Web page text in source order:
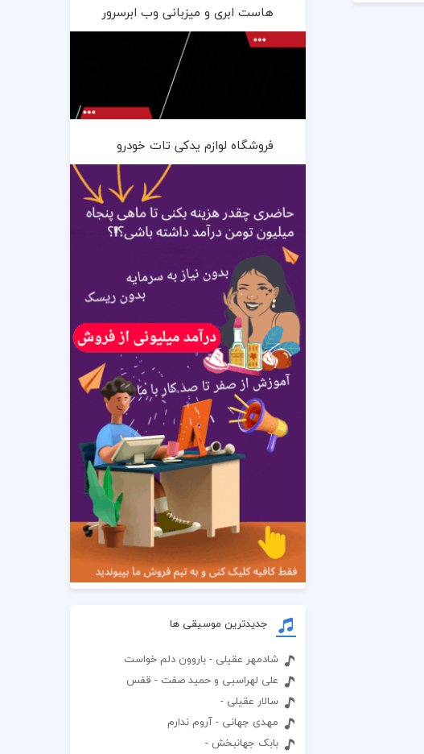
هاست ابری و میزبانی وب ابرسرور
فروشگاه لوازم یدکی تات خودرو
جدیدترین موسیقی ها
شادمهر عقیلی - باروون دلم خواست
علی لهراسبی و حمید صفت - قفس
سالار عقیلی -
مهدی جهانی - آروم ندارم
بابک جهانبخش -